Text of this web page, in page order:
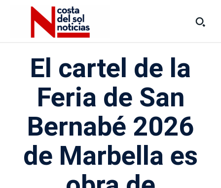
El cartel de la
Feria de San
Bernabé 2026
de Marbella es